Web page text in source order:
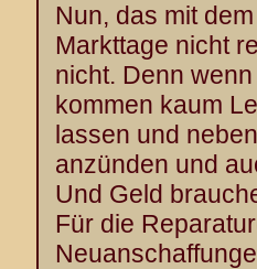
Nun, das mit
Markttage nicht
nicht. Denn
kommen kaum
lassen und
anzünden und
Und Geld
Für die